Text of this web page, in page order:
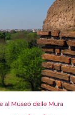
al Museo delle Mura